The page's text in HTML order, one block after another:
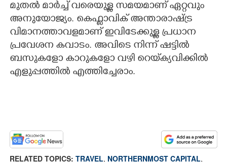
മുതൽ മാർച്ച് വരെയുള്ള സമയമാണ് ഏറ്റവും
അനുയോജ്യം. കെഫ്ലാവിക് അന്താരാഷ്ട്ര
വിമാനത്താവളമാണ് ഇവിടേക്കുള്ള പ്രധാന
പ്രവേശന കവാടം. അവിടെ നിന്ന് ഷട്ടിൽ
ബസുകളോ കാറുകളോ വഴി റെയ്‌ക്യവിക്കിൽ
എളുപ്പത്തിൽ എത്തിച്ചേരാം.
RELATED TOPICS: TRAVEL, NORTHERNMOST CAPITAL,